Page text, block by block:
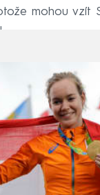
mohou vzít